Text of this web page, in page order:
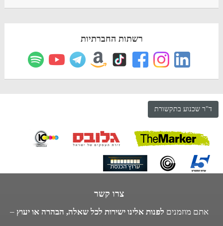
רשתות החברתיות
ד"ר שכנוע בתקשורת
צרו קשר
אתם מוזמנים לפנות אלינו ישירות לכל שאלה, הבהרה או יעוץ –